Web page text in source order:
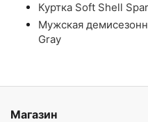
Куртка Soft Shell
Мужская
Gray
Магазин